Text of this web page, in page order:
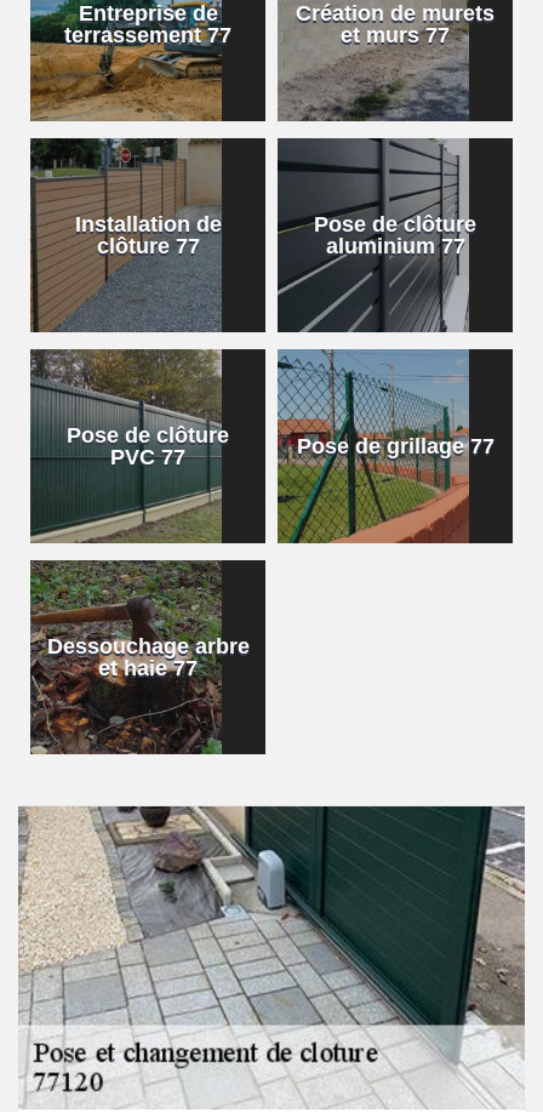
Entreprise de
terrassement 77
Création de murets
et murs 77
Installation de
clôture 77
Pose de clôture
aluminium 77
Pose de clôture
PVC 77
Pose de grillage 77
Dessouchage arbre
et haie 77